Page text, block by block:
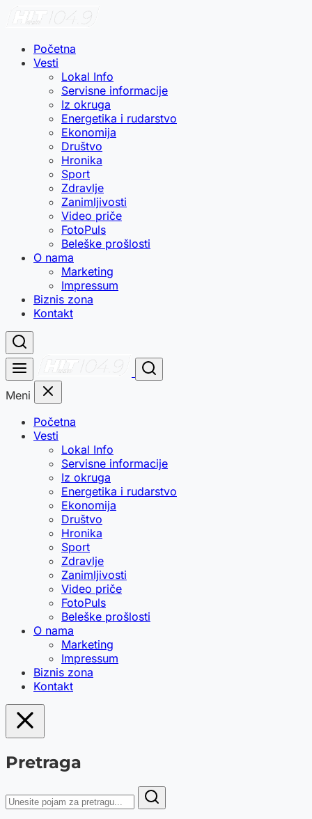
Početna
Vesti
Lokal Info
Servisne informacije
Iz okruga
Energetika i rudarstvo
Ekonomija
Društvo
Hronika
Sport
Zdravlje
Zanimljivosti
Video priče
FotoPuls
Beleške prošlosti
O nama
Marketing
Impressum
Biznis zona
Kontakt
Meni
Početna
Vesti
Lokal Info
Servisne informacije
Iz okruga
Energetika i rudarstvo
Ekonomija
Društvo
Hronika
Sport
Zdravlje
Zanimljivosti
Video priče
FotoPuls
Beleške prošlosti
O nama
Marketing
Impressum
Biznis zona
Kontakt
Pretraga